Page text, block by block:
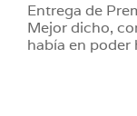
Entrega de
Mejor dicho,
había en poder